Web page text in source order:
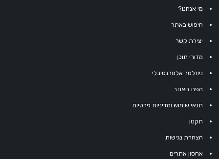
מי אנחנו?
חיפוש באתר
יצירת קשר
מדורי תוכן
ניוזלטר אלטרנטיבלי
מפת האתר
תנאי שימוש ומדיניות פרטיות
תקנון
הצהרת נגישות
אחסון אתרים